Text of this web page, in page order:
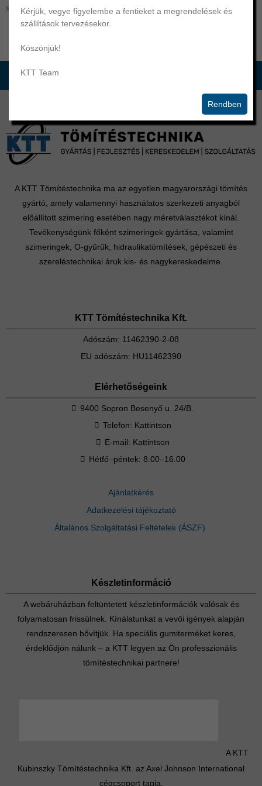
széles választékban.
A KTT Tömítéstechnika ma az egyetlen magyarországi tömítés
gyártó, amely valamennyi használatos szerkezeti anyagból
előállított szimering esetében nagy méretválasztékot kínál.
Tevékenységünk főként szimeringek gyártása, valamint
szimeringek, O-gyűrűk, hidraulikatömítések, gépészeti és
szereléstechnikai áruk kis- és nagykereskedelme.
KTT Tömítéstechnika Kft.
Adószám: 11462390-2-08
EU adószám: HU11462390
Elérhetőségeink
9400 Sopron Besenyő u. 24/B.
Telefon: Kattintson
E-mail: Kattintson
Hétfő–péntek: 8.00–16.00
Ajánlatkérés
Adatkezelési tájékoztató
Általános Szolgáltatási Feltételek (ÁSZF)
Készletinformáció
A webáruházban feltüntetett készletinformációk valósak és
folyamatosan frissülnek. Kínálatunkat a vevői igények alapján
rendszeresen bővítjük. Ha speciális gumiterméket keres,
érdeklődjön nálunk – a KTT legyen az Ön professzionális
tömítéstechnikai partnere!
A KTT
Kubinszky Tömítéstechnika Kft. az Axel Johnson International
cégcsoport tagja.
Kérjük, vegye figyelembe a fentieket a megrendelések és
szállítások tervezésekor.
Köszönjük!
KTT Team
Rendben